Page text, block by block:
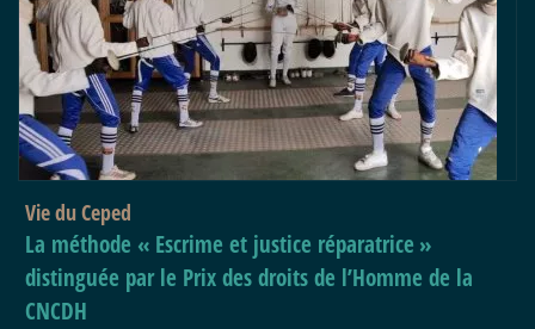
Vie du Ceped
La méthode « Escrime et justice réparatrice »
distinguée par le Prix des droits de l’Homme de la
CNCDH